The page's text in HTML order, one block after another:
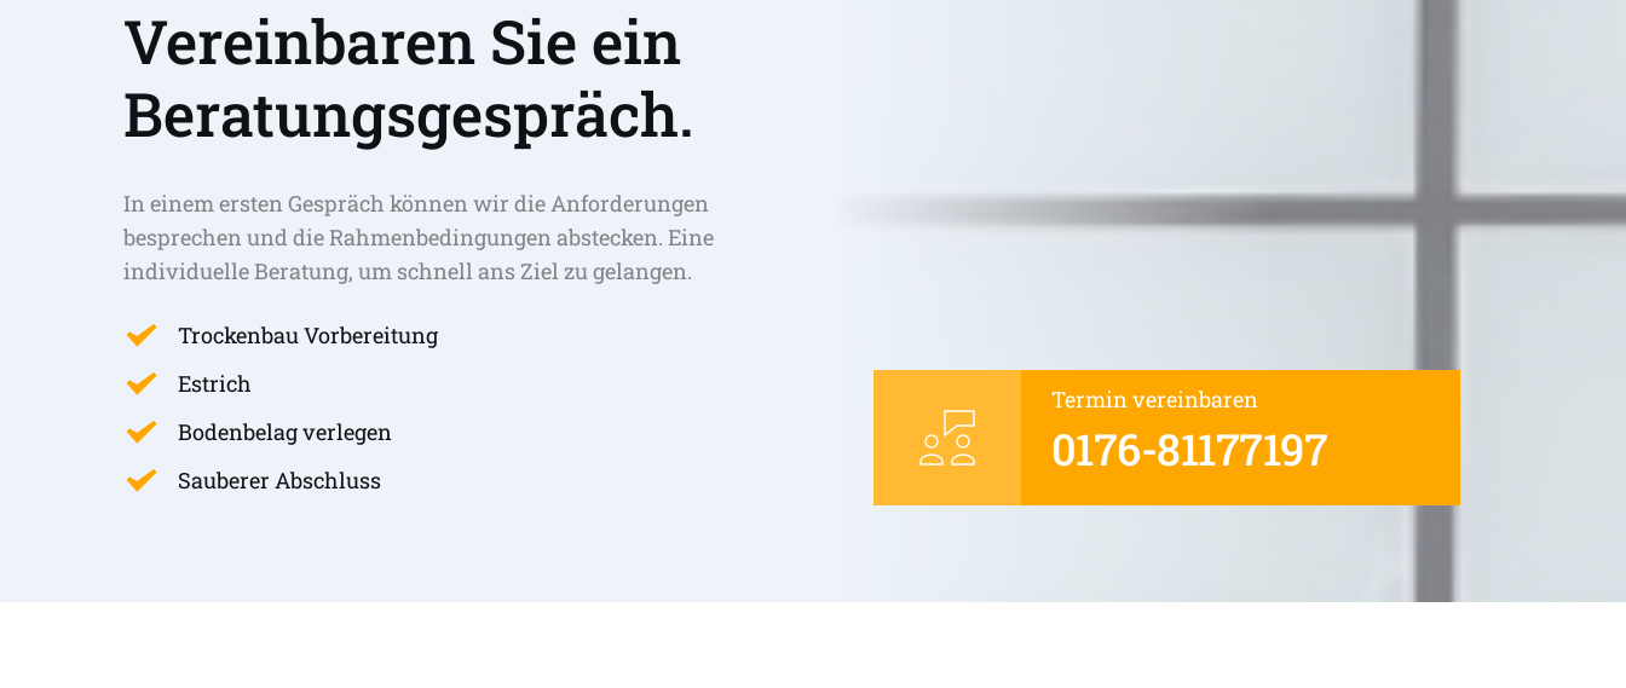
Vereinbaren Sie ein
Beratungsgespräch.
In einem ersten Gespräch können wir die Anforderungen
besprechen und die Rahmenbedingungen abstecken. Eine
individuelle Beratung, um schnell ans Ziel zu gelangen.
Trockenbau Vorbereitung
Estrich
Bodenbelag verlegen
Sauberer Abschluss
Termin vereinbaren
0176-81177197